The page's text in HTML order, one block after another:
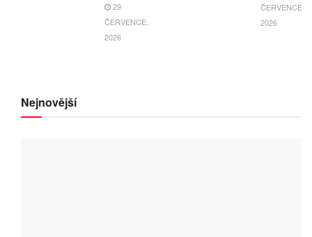
29
ČERVENCE,
2026
ČERVENCE,
2026
Nejnovější